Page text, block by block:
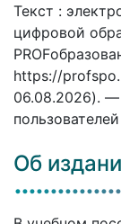
Текст :
цифровой
https://
06.08.2026). —
пользователей
Об